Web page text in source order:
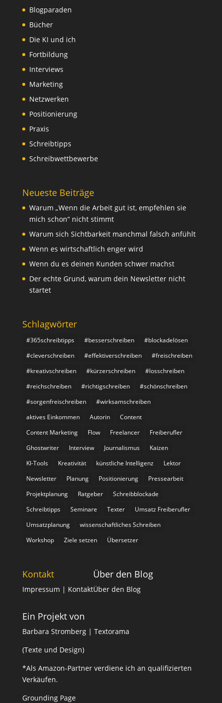
Blogparaden
Bücher
Die KI und ich
Fortbildung
Interviews
Marketing
Netzwerken
Positionierung
Praxis
Schreibtipps
Schreibwettbewerbe
Neueste Beiträge
Warum „Wenn die Arbeit gut ist, empfehlen sie
mich schon“ nicht stimmt
Warum sich Sichtbarkeit manchmal falsch anfühlt
Wenn es wirtschaftlich enger wird
Wenn du es deinen Kunden schwer machst
Der echte Grund, warum dein Newsletter nicht
startet
Schlagwörter
#365schreibtipps #besserschreiben
#blockadelösen
#cleverschreiben
#effektiverschreiben
#freischreiben
#kreativschreiben
#kürzerschreiben
#losschreiben
#reichschreiben
#richtigschreiben
#schönschreiben
#sorgenfreischreiben
#wirksamschreiben
aktives Einkommen
Autorin
Content
Content Marketing
Flow Freelancer
Freiberufler
Ghostwriter
Interview Journalismus
Kaizen
KI-Tools
Kreativität künstliche Intelligenz
Lektor
Newsletter
Planung Positionierung
Pressearbeit
Projektplanung
Ratgeber
Schreibblockade
Schreibtipps
Seminare Texter
Umsatz Freiberufler
Umsatzplanung
wissenschaftliches Schreiben
Workshop
Ziele setzen Übersetzer
Kontakt
Impressum | Kontakt
Über den Blog
Über den Blog
Ein Projekt von
Barbara Stromberg | Textorama
(Texte und Design)
*Als Amazon-Partner verdiene ich an qualifizierten
Verkäufen.
Grounding Page